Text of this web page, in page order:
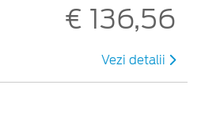
€ 136,56
Vezi detalii